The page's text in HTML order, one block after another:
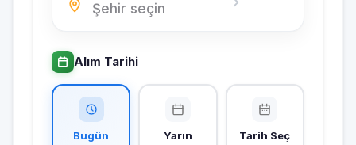
Şehir seçin
Alım Tarihi
Bugün Yarın Tarih Seç